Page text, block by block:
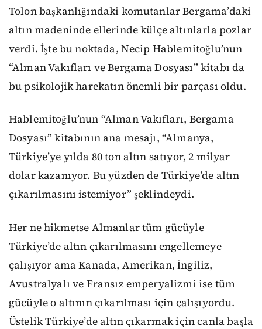
Tolon başkanlığındaki komutanlar Bergama’daki
altın madeninde ellerinde külçe altınlarla pozlar
verdi. İşte bu noktada, Necip Hablemitoğlu’nun
“Alman Vakıfları ve Bergama Dosyası” kitabı da
bu psikolojik harekatın önemli bir parçası oldu.
Hablemitoğlu’nun “Alman Vakıfları, Bergama
Dosyası” kitabının ana mesajı, “Almanya,
Türkiye’ye yılda 80 ton altın satıyor, 2 milyar
dolar kazanıyor. Bu yüzden de Türkiye’de altın
çıkarılmasını istemiyor” şeklindeydi.
Her ne hikmetse Almanlar tüm gücüyle
Türkiye’de altın çıkarılmasını engellemeye
çalışıyor ama Kanada, Amerikan, İngiliz,
Avustralyalı ve Fransız emperyalizmi ise tüm
gücüyle o altının çıkarılması için çalışıyordu.
Üstelik Türkiye’de altın çıkarmak için canla başla